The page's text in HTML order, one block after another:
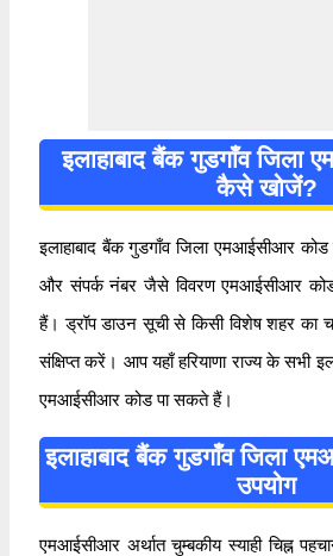
इलाहाबाद बैंक गुडगाँव जिला
कैसे खोजें?
इलाहाबाद बैंक गुडगाँव जिला एमआईसीआर कोड
और संपर्क नंबर जैसे विवरण एमआईसीआर
हैं। ड्रॉप डाउन सूची से किसी विशेष शहर
संक्षिप्त करें। आप यहाँ हरियाणा राज्य के सभी
एमआईसीआर कोड पा सकते हैं।
इलाहाबाद बैंक गुडगाँव जिला
उपयोग
एमआईसीआर अर्थात चुम्बकीय स्याही चिह्न